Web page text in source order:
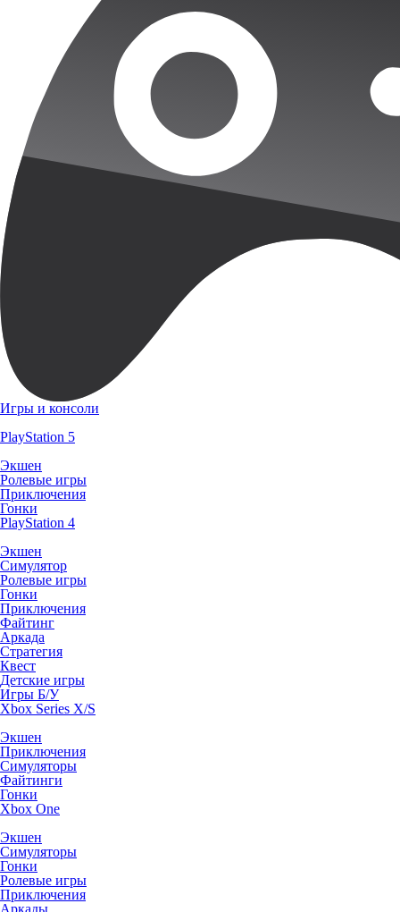
Игры и консоли
PlayStation 5
Экшен
Ролевые игры
Приключения
Гонки
PlayStation 4
Экшен
Симулятор
Ролевые игры
Гонки
Приключения
Файтинг
Аркада
Стратегия
Квест
Детские игры
Игры Б/У
Xbox Series X/S
Экшен
Приключения
Симуляторы
Файтинги
Гонки
Xbox One
Экшен
Симуляторы
Гонки
Ролевые игры
Приключения
Аркады